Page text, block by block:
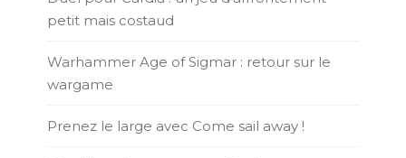
petit mais costaud
Warhammer Age of Sigmar : retour sur le
wargame
Prenez le large avec Come sail away !